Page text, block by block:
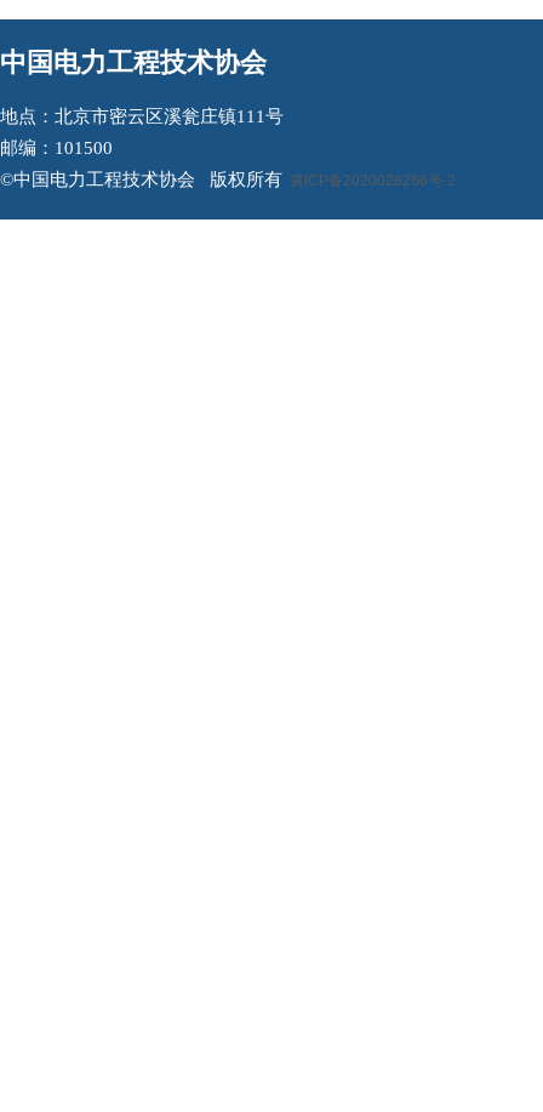
中国电力工程技术协会
地点：北京市密云区溪瓮庄镇111号
邮编：101500
©中国电力工程技术协会 版权所有 冀ICP备2020026266号-2